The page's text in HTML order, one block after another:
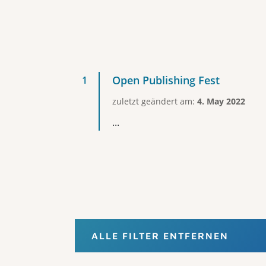
Open Publishing Fest
zuletzt geändert am: 4. May 2022
...
ALLE FILTER ENTFERNEN